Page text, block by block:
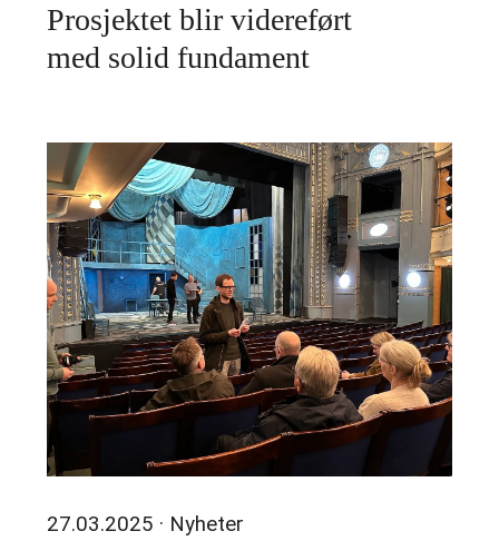
Prosjektet blir videreført
med solid fundament
27.03.2025 · Nyheter